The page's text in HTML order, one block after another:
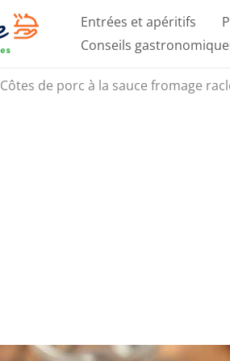
Entrées et apéritifs
Conseils
Côtes de porc à la sauce fromage